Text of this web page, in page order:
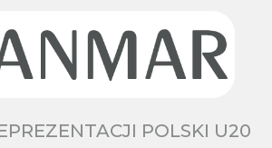
POLSKI U20